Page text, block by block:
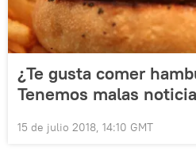
¿Te gusta comer
Tenemos malas
15 de julio 2018, 14:10 GMT